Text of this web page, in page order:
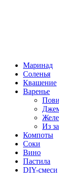
Маринад
Соленья
Квашение
Варенье
Желе
Из
Компоты
Соки
Вино
Пастила
DIY-смеси